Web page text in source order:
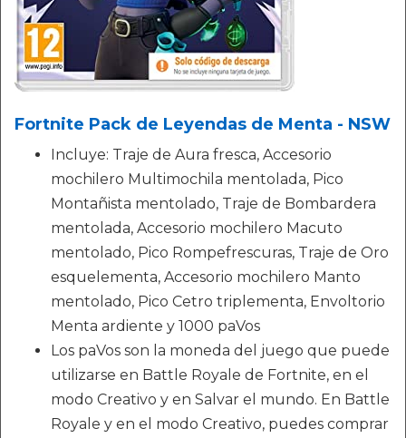
Fortnite Pack de Leyendas de Menta - NSW
Incluye: Traje de Aura fresca, Accesorio
mochilero Multimochila mentolada, Pico
Montañista mentolado, Traje de Bombardera
mentolada, Accesorio mochilero Macuto
mentolado, Pico Rompefrescuras, Traje de Oro
esquelementa, Accesorio mochilero Manto
mentolado, Pico Cetro triplementa, Envoltorio
Menta ardiente y 1000 paVos
Los paVos son la moneda del juego que puede
utilizarse en Battle Royale de Fortnite, en el
modo Creativo y en Salvar el mundo. En Battle
Royale y en el modo Creativo, puedes comprar